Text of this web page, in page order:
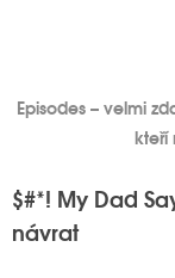
Episodes – velmi
kteří
$#*! My Dad
návrat